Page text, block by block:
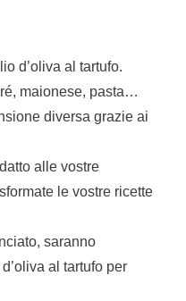
d’oliva al tartufo.
maionese, pasta…
diversa grazie ai
alle vostre
le vostre ricette
saranno
al tartufo per